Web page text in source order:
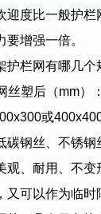
迎度比一般护
增强一倍。
网有哪几个
丝塑后（mm）
或
碳钢丝、不锈
耐用、不变形
又可以作为临